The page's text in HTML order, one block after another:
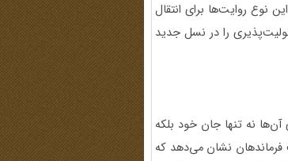
نوع روایت‌ها برای انتقال
را در نسل جدید
نه تنها جان خود بلکه
فرماندهان نشان می‌دهد که